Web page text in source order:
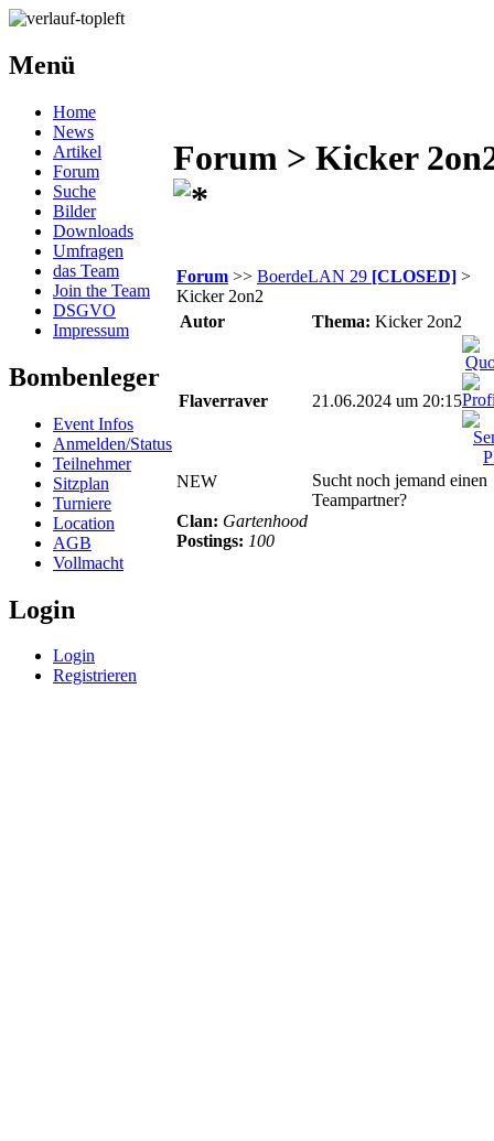
Menü
Home
News
Artikel
Forum
Suche
Bilder
Downloads
Umfragen
das Team
Join the Team
DSGVO
Impressum
Bombenleger
Event Infos
Anmelden/Status
Teilnehmer
Sitzplan
Turniere
Location
AGB
Vollmacht
Login
Login
Registrieren
Forum > Kicker
Forum >> BoerdeLAN 29 [CLOSED] >
Kicker 2on2
Autor
Thema: Kicker 2on2
Flaverraver 21.06.2024 um 20:15
NEW
Clan: Gartenhood
Postings: 100
Sucht noch jemand einen
Teampartner?